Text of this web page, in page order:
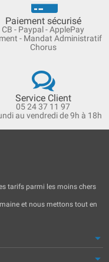
Paiement sécurisé
CB - Paypal - ApplePay
- Mandat Administratif
Chorus
Service Client
05 24 37 11 97
au vendredi de 9h à 18h
tarifs parmi les moins chers
et nous mettons tout en